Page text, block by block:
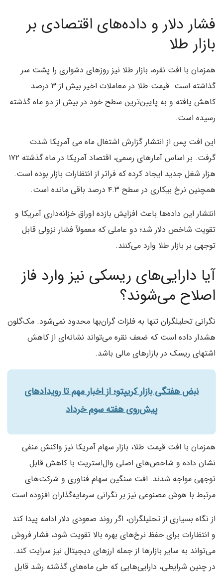
فشار دلار و داده‌های اقتصادی بر
بازار طلا
همزمان با افت نقره، بازار طلا نیز روزهای دشواری را پشت سر
گذاشته است. قیمت طلا در معاملات اخیر بیش از ۳ درصد
کاهش یافته و به پایین‌ترین سطح خود در بیش از دو ماه گذشته
رسیده است.
این افت پس از انتشار گزارش اشتغال ماه می آمریکا شدت
گرفت. بر اساس آمارهای رسمی، اقتصاد آمریکا در ماه گذشته ۱۷۲
هزار شغل جدید ایجاد کرده که فراتر از انتظارات بازار بوده است.
همچنین نرخ بیکاری در سطح ۴.۳ درصد باقی مانده است.
انتشار این داده‌ها باعث افزایش بازده اوراق خزانه‌داری آمریکا و
تقویت شاخص دلار شد؛ دو عاملی که معمولاً فشار نزولی قابل
توجهی بر بازار طلا وارد می‌کنند.
آیا دارایی‌های ریسکی نیز وارد فاز
اصلاح می‌شوند؟
نگرانی تحلیلگران تنها به فلزات گران‌بها محدود نمی‌شود. مک‌گلون
هشدار داده است که ضعف نقره می‌تواند نشانه‌ای از کاهش
اشتهای ریسک در بازارهای مالی باشد.
نبض هفتگی بازار کریپتو؛ از اخبار مهم تا رویدادهای
پیش‌روی هفته سوم خرداد
همزمان با افت قیمت طلا، بازار سهام آمریکا نیز واکنش منفی
نشان داده و شاخص‌های اصلی وال‌استریت با کاهش قابل
توجهی مواجه شدند. افت سنگین سهام فناوری و شرکت‌های
مرتبط با هوش مصنوعی نیز بر نگرانی سرمایه‌گذاران افزوده است.
از نگاه بسیاری از تحلیلگران، اگر روند صعودی دلار ادامه پیدا کند
و انتظارات برای حفظ نرخ‌های بهره بالا تقویت شود، فشار فروش
می‌تواند به سایر بازارها از جمله ارزهای دیجیتال نیز سرایت کند.
در چنین شرایطی، دارایی‌هایی که طی ماه‌های گذشته رشد قابل